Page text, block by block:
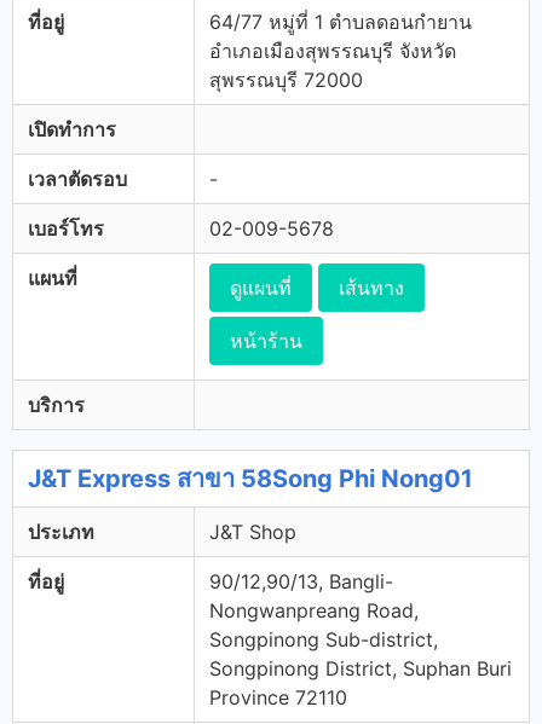
ที่อยู่
64/77 หมู่ที่ 1 ตำบลดอนกำยาน
อำเภอเมืองสุพรรณบุรี จังหวัด
สุพรรณบุรี 72000
เปิดทำการ
เวลาตัดรอบ -
เบอร์โทร 02-009-5678
แผนที่ ดูแผนที่ เส้นทาง
หน้าร้าน
บริการ
J&T Express สาขา 58Song Phi Nong01
ประเภท J&T Shop
ที่อยู่
90/12,90/13, Bangli-
Nongwanpreang Road,
Songpinong Sub-district,
Songpinong District, Suphan Buri
Province 72110